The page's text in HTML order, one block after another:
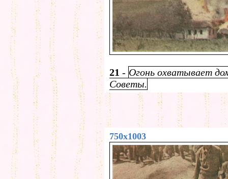
21 - Огонь охватывает
Советы.
750x1003